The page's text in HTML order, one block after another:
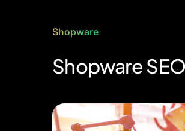
Shopware
Shopware